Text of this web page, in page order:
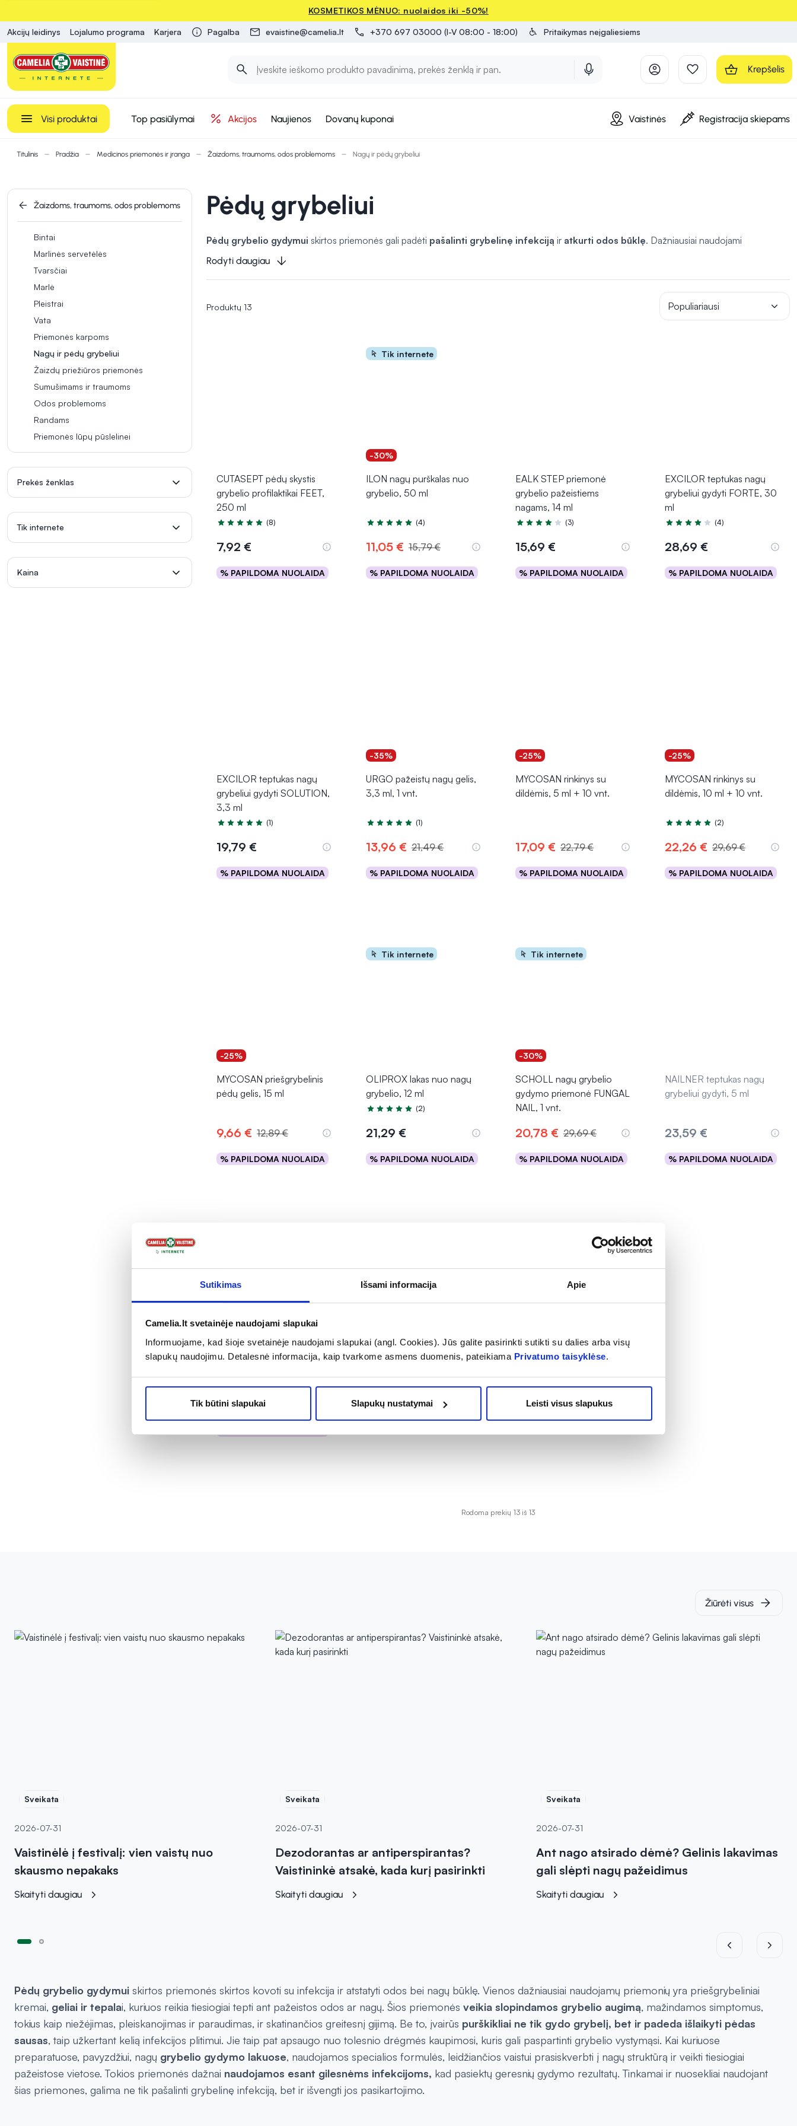
Sutikimas Išsami informacija Apie
Camelia.lt svetainėje naudojami slapukai
Informuojame, kad šioje svetainėje naudojami slapukai (angl. Cookies). Jūs galite pasirinkti sutikti su dalies arba visų
slapukų naudojimu. Detalesnė informacija, kaip tvarkome asmens duomenis, pateikiama Privatumo taisyklėse.
Tik būtini slapukai Slapukų nustatymai Leisti visus slapukus
KOSMETIKOS MĖNUO: nuolaidos iki -50%!
Akcijų leidinys Lojalumo programa Karjera Pagalba evaistine@camelia.lt +370 697 03000 (I-V 08:00 - 18:00) Pritaikymas neįgaliesiems
Krepšelis
Visi produktai Top pasiūlymai Akcijos Naujienos Dovanų kuponai Vaistinės Registracija skiepams
Titulinis Pradžia Medicinos priemonės ir įranga Žaizdoms, traumoms, odos problemoms Nagų ir pėdų grybeliui
Žaizdoms, traumoms, odos problemoms
Bintai
Marlinės servetėlės
Tvarsčiai
Marlė
Pleistrai
Vata
Priemonės karpoms
Nagų ir pėdų grybeliui
Žaizdų priežiūros priemonės
Sumušimams ir traumoms
Odos problemoms
Randams
Priemonės lūpų pūslelinei
Prekės ženklas
Tik internete
Kaina
Pėdų grybeliui
Pėdų grybelio gydymui skirtos priemonės gali padėti pašalinti grybelinę infekciją ir atkurti odos būklę. Dažniausiai naudojami
priešgrybeliniai kremai, geliai ar tepalai, kurie tiesiogiai tepami ant pažeistos odos ar nago. Jie slopina grybelių dauginimąsi ir mažina infekcijos
simptomus, tokius kaip niežulys, pleiskanojimas ar paraudimas. Tarp priemonių yra ir įvairūs purškikliai, kurie ne tik gydo, bet ir padeda išlaikyti
pėdas sausas, užkirsti kelią infekcijos plitimui. Gydomieji lakai naudojaminagų grybelio atvejais, siekiant jį gydyti įsiskverbiant į nago struktūrą.
Rodyti daugiau
Produktų 13 Populiariausi
CUTASEPT pėdų skystis
grybelio profilaktikai FEET,
250 ml
Įvertinimas 5.0 iš 5
(8)
7,92 €
% PAPILDOMA NUOLAIDA
Į krepšelį
Tik internete
-30%
ILON nagų purškalas nuo
grybelio, 50 ml
Įvertinimas 5.0 iš 5
(4)
11,05 € 15,79 €
% PAPILDOMA NUOLAIDA
Į krepšelį
EALK STEP priemonė
grybelio pažeistiems
nagams, 14 ml
Įvertinimas 4.3 iš 5
(3)
15,69 €
% PAPILDOMA NUOLAIDA
Į krepšelį
EXCILOR teptukas nagų
grybeliui gydyti FORTE, 30
ml
Įvertinimas 3.8 iš 5
(4)
28,69 €
% PAPILDOMA NUOLAIDA
Į krepšelį
EXCILOR teptukas nagų
grybeliui gydyti SOLUTION,
3,3 ml
Įvertinimas 5.0 iš 5
(1)
19,79 €
% PAPILDOMA NUOLAIDA
Į krepšelį
-35%
URGO pažeistų nagų gelis,
3,3 ml, 1 vnt.
Įvertinimas 5.0 iš 5
(1)
13,96 € 21,49 €
% PAPILDOMA NUOLAIDA
Į krepšelį
-25%
MYCOSAN rinkinys su
dildėmis, 5 ml + 10 vnt.
17,09 € 22,79 €
% PAPILDOMA NUOLAIDA
Į krepšelį
-25%
MYCOSAN rinkinys su
dildėmis, 10 ml + 10 vnt.
Įvertinimas 5.0 iš 5
(2)
22,26 € 29,69 €
% PAPILDOMA NUOLAIDA
Į krepšelį
-25%
MYCOSAN priešgrybelinis
pėdų gelis, 15 ml
9,66 € 12,89 €
% PAPILDOMA NUOLAIDA
Į krepšelį
Tik internete
OLIPROX lakas nuo nagų
grybelio, 12 ml
Įvertinimas 5.0 iš 5
(2)
21,29 €
% PAPILDOMA NUOLAIDA
Į krepšelį
Tik internete
-30%
SCHOLL nagų grybelio
gydymo priemonė FUNGAL
NAIL, 1 vnt.
20,78 € 29,69 €
% PAPILDOMA NUOLAIDA
Į krepšelį
NAILNER teptukas nagų
grybeliui gydyti, 5 ml
23,59 €
% PAPILDOMA NUOLAIDA
Išparduota
-30%
DERMO FUTURE priemonė
nagų grybeliui, 9 ml
3,49 € 4,99 €
Išparduota
Rodoma prekių 13 iš 13
Žiūrėti visus
Sveikata
2026-07-31
Vaistinėlė į festivalį: vien vaistų nuo
skausmo nepakaks
Skaityti daugiau
Sveikata
2026-07-31
Dezodorantas ar antiperspirantas?
Vaistininkė atsakė, kada kurį pasirinkti
Skaityti daugiau
Sveikata
2026-07-31
Ant nago atsirado dėmė? Gelinis lakavimas
gali slėpti nagų pažeidimus
Skaityti daugiau
Pėdų grybelio gydymui skirtos priemonės skirtos kovoti su infekcija ir atstatyti odos bei nagų būklę. Vienos dažniausiai naudojamų priemonių yra priešgrybeliniai
kremai, geliai ir tepalai, kuriuos reikia tiesiogiai tepti ant pažeistos odos ar nagų. Šios priemonės veikia slopindamos grybelio augimą, mažindamos simptomus,
tokius kaip niežėjimas, pleiskanojimas ir paraudimas, ir skatinančios greitesnį gijimą. Be to, įvairūs purškikliai ne tik gydo grybelį, bet ir padeda išlaikyti pėdas
sausas, taip užkertant kelią infekcijos plitimui. Jie taip pat apsaugo nuo tolesnio drėgmės kaupimosi, kuris gali paspartinti grybelio vystymąsi. Kai kuriuose
preparatuose, pavyzdžiui, nagų grybelio gydymo lakuose, naudojamos specialios formulės, leidžiančios vaistui prasiskverbti į nagų struktūrą ir veikti tiesiogiai
pažeistose vietose. Tokios priemonės dažnai naudojamos esant gilesnėms infekcijoms, kad pasiektų geresnių gydymo rezultatų. Tinkamai ir nuosekliai naudojant
šias priemones, galima ne tik pašalinti grybelinę infekciją, bet ir išvengti jos pasikartojimo.